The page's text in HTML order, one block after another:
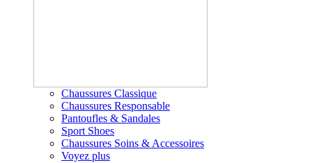
Chaussures Classique
Chaussures Responsable
Pantoufles & Sandales
Sport Shoes
Chaussures Soins & Accessoires
Voyez plus